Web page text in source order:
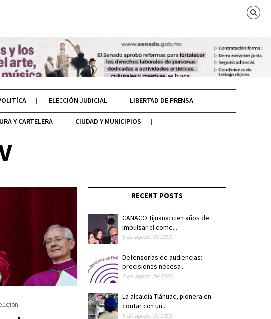
ELECCIÓN JUDICIAL LIBERTAD DE PRENSA
Y CARTELERA CIUDAD Y MUNICIPIOS
RECENT POSTS
CANACO Tijuana: cien años de
impulsar el come...
6 de agosto de 2026
Defensorías de audiencias:
precisiones necesa...
6 de agosto de 2026
La alcaldía Tláhuac, pionera en
contar con un...
5 de agosto de 2026